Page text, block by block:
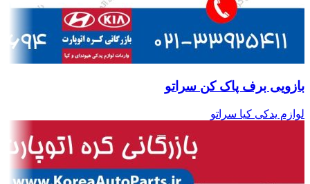
بازویی برف پاک کن سراتو
لوازم یدکی کیا سراتو